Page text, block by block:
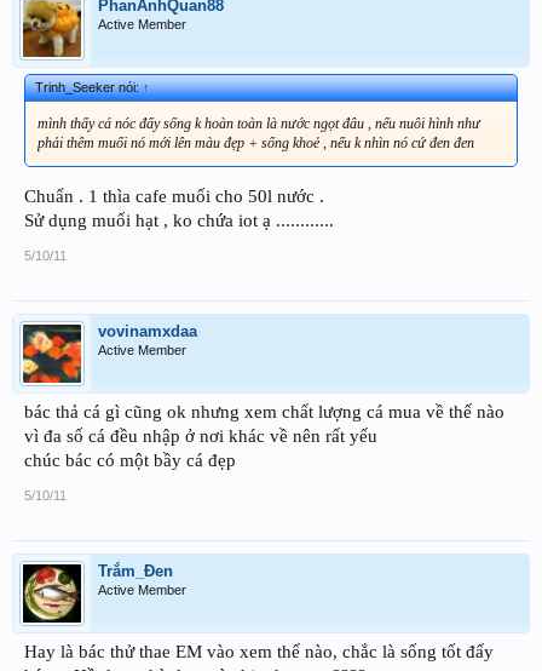
PhanAnhQuan88
Active Member
Trinh_Seeker nói:↑
mình thấy cá nóc đấy sống k hoàn toàn là nước ngọt đâu , nếu nuôi hình như
phải thêm muối nó mới lên màu đẹp + sống khoẻ , nếu k nhìn nó cứ đen đen
Chuẩn . 1 thìa cafe muối cho 50l nước .
Sử dụng muối hạt , ko chứa iot ạ ............
5/10/11
vovinamxdaa
Active Member
bác thả cá gì cũng ok nhưng xem chất lượng cá mua về thế nào
vì đa số cá đều nhập ở nơi khác về nên rất yếu
chúc bác có một bầy cá đẹp
5/10/11
Trắm_Đen
Active Member
Hay là bác thử thae EM vào xem thế nào, chắc là sống tốt đấy